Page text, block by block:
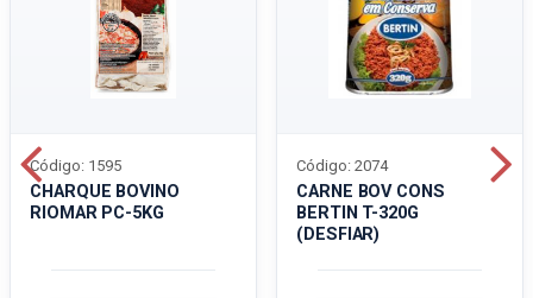
CHARQUE BOVINO
RIOMAR PC-5KG
Código: 1595
CARNE BOV CONS
BERTIN T-320G
(DESFIAR)
Código: 2074